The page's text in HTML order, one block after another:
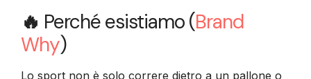
🔥 Perché esistiamo (Brand
Why)
Lo sport non è solo correre dietro a un pallone o